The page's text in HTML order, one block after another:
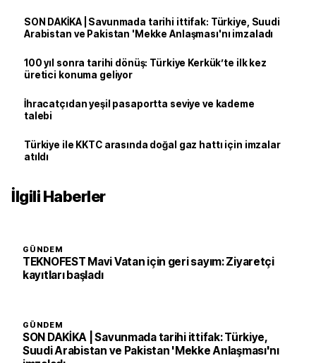
SON DAKİKA | Savunmada tarihi ittifak: Türkiye, Suudi
Arabistan ve Pakistan 'Mekke Anlaşması'nı imzaladı
100 yıl sonra tarihi dönüş: Türkiye Kerkük’te ilk kez
üretici konuma geliyor
İhracatçıdan yeşil pasaportta seviye ve kademe
talebi
Türkiye ile KKTC arasında doğal gaz hattı için imzalar
atıldı
İlgili Haberler
GÜNDEM
TEKNOFEST Mavi Vatan için geri sayım: Ziyaretçi
kayıtları başladı
GÜNDEM
SON DAKİKA | Savunmada tarihi ittifak: Türkiye,
Suudi Arabistan ve Pakistan 'Mekke Anlaşması'nı